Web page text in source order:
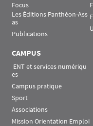
Focus
Les Éditions Panthéon-Ass
as
Publications
CAMPUS
es
Campus pratique
Sport
Associations
Mission Orientation Emploi